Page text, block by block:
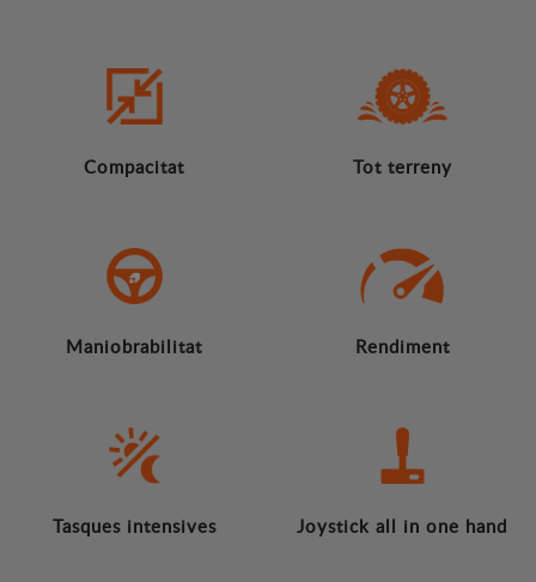
Compacitat Tot terreny
Maniobrabilitat Rendiment
Tasques intensives Joystick all in one hand